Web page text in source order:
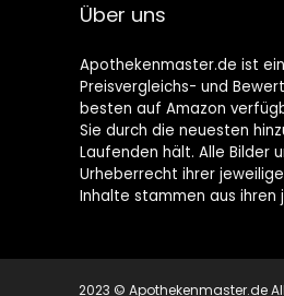
Über uns
Apothekenmaster.de ist
Preisvergleichs- und
besten auf Amazon
Sie durch die neuesten
Laufenden hält. Alle Bilder
Urheberrecht ihrer
Inhalte stammen aus ihren
2023 © Apothekenmaster.de